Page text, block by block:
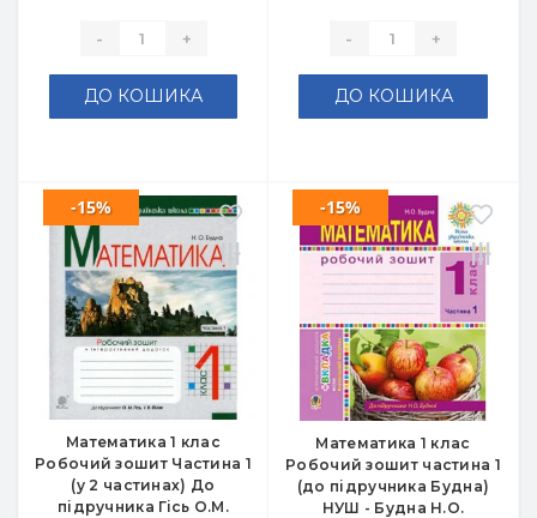
- +
ДО КОШИКА
- +
ДО КОШИКА
Математика 1 клас
Робочий зошит Частина 1
(у 2 частинах) До
підручника Гісь О.М.
-15%
Математика 1 клас
Робочий зошит частина 1
(до підручника Будна)
НУШ - Будна Н.О.
-15%